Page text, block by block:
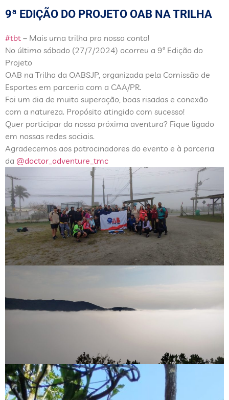
9ª EDIÇÃO DO PROJETO OAB NA TRILHA
#tbt – Mais uma trilha pra nossa conta!
No último sábado (27/7/2024) ocorreu a 9ª Edição do
Projeto
OAB na Trilha da OABSJP, organizada pela Comissão de
Esportes em parceria com a CAA/PR.
Foi um dia de muita superação, boas risadas e conexão
com a natureza. Propósito atingido com sucesso!
Quer participar da nossa próxima aventura? Fique ligado
em nossas redes sociais.
Agradecemos aos patrocinadores do evento e à parceria
da @doctor_adventure_tmc